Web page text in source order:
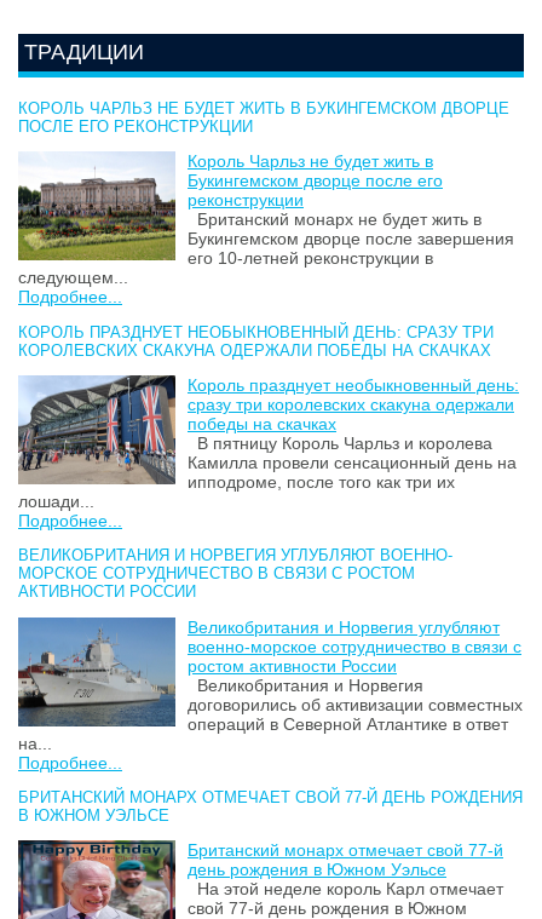
ТРАДИЦИИ
КОРОЛЬ ЧАРЛЬЗ НЕ БУДЕТ ЖИТЬ В БУКИНГЕМСКОМ ДВОРЦЕ
ПОСЛЕ ЕГО РЕКОНСТРУКЦИИ
Король Чарльз не будет жить в
Букингемском дворце после его
реконструкции
Британский монарх не будет жить в
Букингемском дворце после завершения
его 10-летней реконструкции в
следующем...
Подробнее...
КОРОЛЬ ПРАЗДНУЕТ НЕОБЫКНОВЕННЫЙ ДЕНЬ: СРАЗУ ТРИ
КОРОЛЕВСКИХ СКАКУНА ОДЕРЖАЛИ ПОБЕДЫ НА СКАЧКАХ
Король празднует необыкновенный день:
сразу три королевских скакуна одержали
победы на скачках
В пятницу Король Чарльз и королева
Камилла провели сенсационный день на
ипподроме, после того как три их
лошади...
Подробнее...
ВЕЛИКОБРИТАНИЯ И НОРВЕГИЯ УГЛУБЛЯЮТ ВОЕННО-
МОРСКОЕ СОТРУДНИЧЕСТВО В СВЯЗИ С РОСТОМ
АКТИВНОСТИ РОССИИ
Великобритания и Норвегия углубляют
военно-морское сотрудничество в связи с
ростом активности России
Великобритания и Норвегия
договорились об активизации совместных
операций в Северной Атлантике в ответ
на...
Подробнее...
БРИТАНСКИЙ МОНАРХ ОТМЕЧАЕТ СВОЙ 77-Й ДЕНЬ РОЖДЕНИЯ
В ЮЖНОМ УЭЛЬСЕ
Британский монарх отмечает свой 77-й
день рождения в Южном Уэльсе
На этой неделе король Карл отмечает
свой 77-й день рождения в Южном